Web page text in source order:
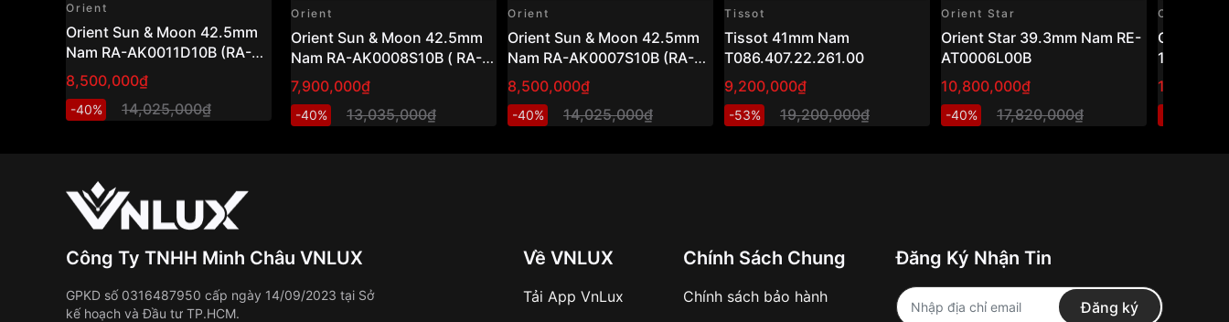
Orient
Orient Sun & Moon 42.5mm
Nam RA-AK0011D10B (RA-
AK0011D30B)
8,500,000₫
-40% 14,025,000₫
Orient
Orient Sun & Moon 42.5mm
Nam RA-AK0008S10B ( RA-
AK0008S30B )
7,900,000₫
-40% 13,035,000₫
Orient
Orient Sun & Moon 42.5mm
Nam RA-AK0007S10B (RA-
AK0007S30B)
8,500,000₫
-40% 14,025,000₫
Tissot
Tissot 41mm Nam
T086.407.22.261.00
9,200,000₫
-53% 19,200,000₫
Orient Star
Orient Star 39.3mm Nam RE-
AT0006L00B
10,800,000₫
-40% 17,820,000₫
Casio
Casio
Công Ty TNHH Minh Châu VNLUX
GPKD số 0316487950 cấp ngày 14/09/2023 tại Sở
kế hoạch và Đầu tư TP.HCM.
Về VNLUX
Tải App VnLux
Chính Sách Chung
Chính sách bảo hành
Đăng Ký Nhận Tin
Đăng ký